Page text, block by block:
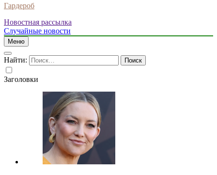
Гардероб
Новостная рассылка
Случайные новости
Меню
Найти:
Заголовки